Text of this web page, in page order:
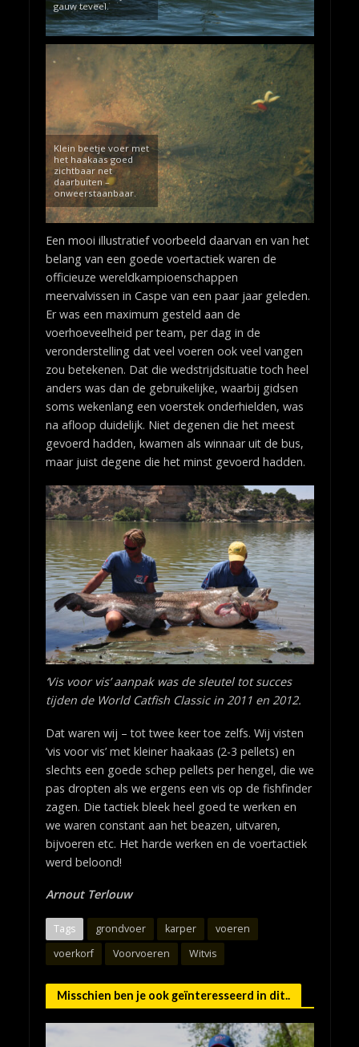
gauw teveel.
Klein beetje voer met
het haakaas goed
zichtbaar net
daarbuiten –
onweerstaanbaar.
Een mooi illustratief voorbeeld daarvan en van het
belang van een goede voertactiek waren de
officieuze wereldkampioenschappen
meervalvissen in Caspe van een paar jaar geleden.
Er was een maximum gesteld aan de
voerhoeveelheid per team, per dag in de
veronderstelling dat veel voeren ook veel vangen
zou betekenen. Dat die wedstrijdsituatie toch heel
anders was dan de gebruikelijke, waarbij gidsen
soms wekenlang een voerstek onderhielden, was
na afloop duidelijk. Niet degenen die het meest
gevoerd hadden, kwamen als winnaar uit de bus,
maar juist degene die het minst gevoerd hadden.
‘Vis voor vis’ aanpak was de sleutel tot succes
tijden de World Catfish Classic in 2011 en 2012.
Dat waren wij – tot twee keer toe zelfs. Wij visten
‘vis voor vis’ met kleiner haakaas (2-3 pellets) en
slechts een goede schep pellets per hengel, die we
pas dropten als we ergens een vis op de fishfinder
zagen. Die tactiek bleek heel goed te werken en
we waren constant aan het beazen, uitvaren,
bijvoeren etc. Het harde werken en de voertactiek
werd beloond!
Arnout Terlouw
Tags grondvoer karper
voeren
voerkorf
Voorvoeren Witvis
Misschien ben je ook geïnteresseerd in dit..